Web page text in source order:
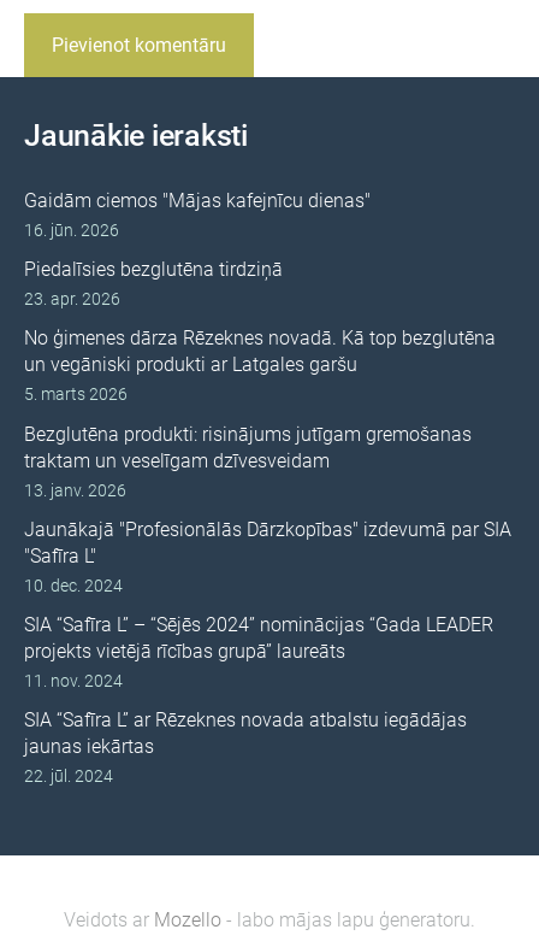
Jaunākie ieraksti
Gaidām ciemos "Mājas kafejnīcu dienas"
16. jūn. 2026
Piedalīsies bezglutēna tirdziņā
23. apr. 2026
No ģimenes dārza Rēzeknes novadā. Kā top bezglutēna
un vegāniski produkti ar Latgales garšu
5. marts 2026
Bezglutēna produkti: risinājums jutīgam gremošanas
traktam un veselīgam dzīvesveidam
13. janv. 2026
Jaunākajā "Profesionālās Dārzkopības" izdevumā par SIA
"Safīra L"
10. dec. 2024
SIA “Safīra L” – “Sējēs 2024” nominācijas “Gada LEADER
projekts vietējā rīcības grupā” laureāts
11. nov. 2024
SIA “Safīra L” ar Rēzeknes novada atbalstu iegādājas
jaunas iekārtas
22. jūl. 2024
Veidots ar Mozello - labo mājas lapu ģeneratoru.